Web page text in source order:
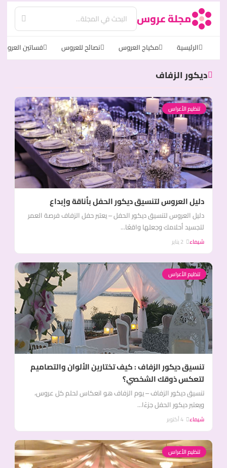
مجلة عروس
الرئيسية مكياج العروس نصائح للعروس فساتين العروس
ديكور الزفاف
تنظيم الأعراس
دليل العروس لتنسيق ديكور الحفل بأناقة وإبداع
دليل العروس لتنسيق ديكور الحفل – يعتبر حفل الزفاف فرصة العمر
لتجسيد أحلامك وجعلها واقعًا...
شيماء
تنظيم الأعراس
تنسيق ديكور الزفاف : كيف تختارين الألوان والتصاميم
لتعكس ذوقك الشخصي؟
تنسيق ديكور الزفاف – يوم الزفاف هو انعكاس لحلم كل عروس،
ويعتبر ديكور الحفل جزءًا...
شيماء
تنظيم الأعراس